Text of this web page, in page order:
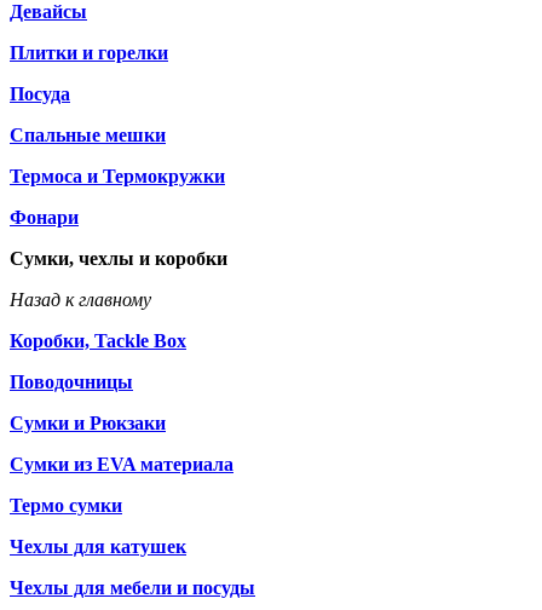
Девайсы
Плитки и горелки
Посуда
Спальные мешки
Термоса и Термокружки
Фонари
Сумки, чехлы и коробки
Назад к главному
Коробки, Tackle Box
Поводочницы
Сумки и Рюкзаки
Сумки из EVA материала
Термо сумки
Чехлы для катушек
Чехлы для мебели и посуды